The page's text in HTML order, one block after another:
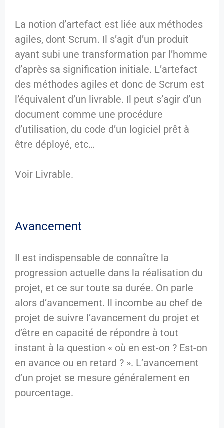
La notion d’artefact est liée aux méthodes
agiles, dont Scrum. Il s’agit d’un produit
ayant subi une transformation par l’homme
d’après sa signification initiale. L’artefact
des méthodes agiles et donc de Scrum est
l’équivalent d’un livrable. Il peut s’agir d’un
document comme une procédure
d’utilisation, du code d’un logiciel prêt à
être déployé, etc…
Voir Livrable.
Avancement
Il est indispensable de connaître la
progression actuelle dans la réalisation du
projet, et ce sur toute sa durée. On parle
alors d’avancement. Il incombe au chef de
projet de suivre l’avancement du projet et
d’être en capacité de répondre à tout
instant à la question « où en est-on ? Est-on
en avance ou en retard ? ». L’avancement
d’un projet se mesure généralement en
pourcentage.